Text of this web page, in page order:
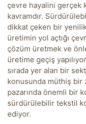
çevre hayalini gerçek
kavramdır.
dikkat çeken bir
üretimin yol açtığı
çözüm üretmek ve
üretime geçiş
sırada yer alan bir
konusunda müthiş bir
pazarında önemli bir
sürdürülebilir tekstil
ediyor.